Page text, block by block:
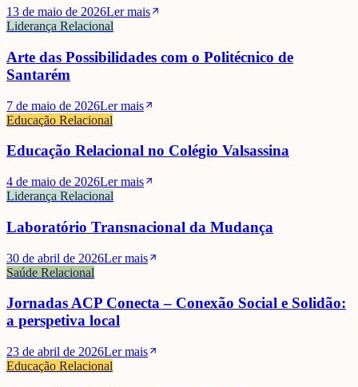
13 de maio de 2026Ler mais
Liderança Relacional
Arte das Possibilidades com o Politécnico de
Santarém
7 de maio de 2026Ler mais
Educação Relacional
Educação Relacional no Colégio Valsassina
4 de maio de 2026Ler mais
Liderança Relacional
Laboratório Transnacional da Mudança
30 de abril de 2026Ler mais
Saúde Relacional
Jornadas ACP Conecta – Conexão Social e Solidão:
a perspetiva local
23 de abril de 2026Ler mais
Educação Relacional